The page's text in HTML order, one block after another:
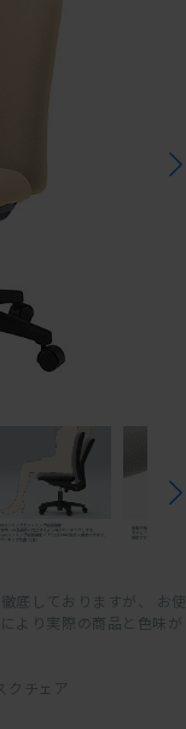
底しておりますが、 お使
より実際の商品と色味が
クチェア